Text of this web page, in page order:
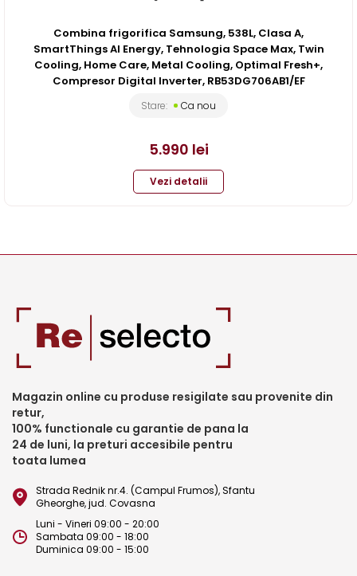
Combina frigorifica Samsung, 538L, Clasa A,
SmartThings AI Energy, Tehnologia Space Max, Twin
Cooling, Home Care, Metal Cooling, Optimal Fresh+,
Compresor Digital Inverter, RB53DG706AB1/EF
Stare: Ca nou
5.990 lei
Vezi detalii
Magazin online cu produse resigilate sau provenite din
retur,
100% functionale cu garantie de pana la
24 de luni, la preturi accesibile pentru
toata lumea
Strada Rednik nr.4. (Campul Frumos), Sfantu
Gheorghe, jud. Covasna
Luni - Vineri 09:00 - 20:00
Sambata 09:00 - 18:00
Duminica 09:00 - 15:00